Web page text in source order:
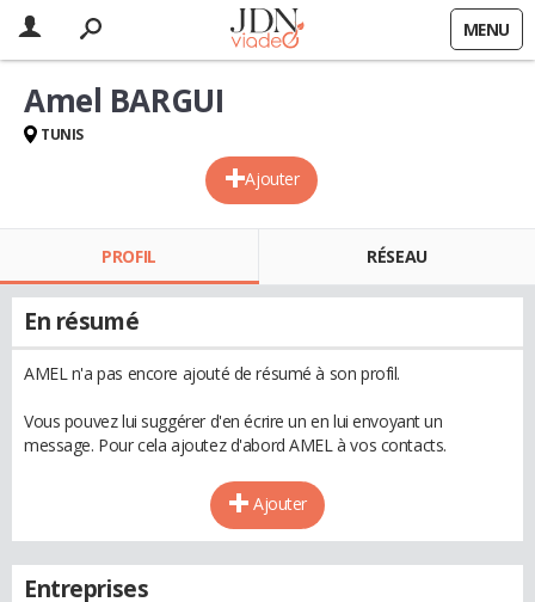
MENU
Ajouter
Amel BARGUI
TUNIS
PROFIL RÉSEAU
En résumé
AMEL n'a pas encore ajouté de résumé à son profil.
Vous pouvez lui suggérer d'en écrire un en lui envoyant un
message. Pour cela ajoutez d'abord AMEL à vos contacts.
Ajouter
Entreprises